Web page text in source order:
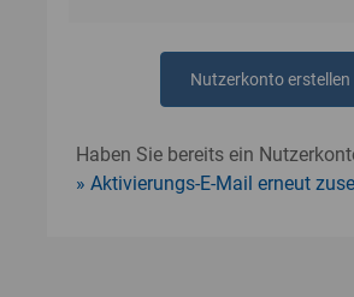
Nutzerkonto erstellen
Haben Sie bereits ein
Aktivierungs-E-Mail erneut